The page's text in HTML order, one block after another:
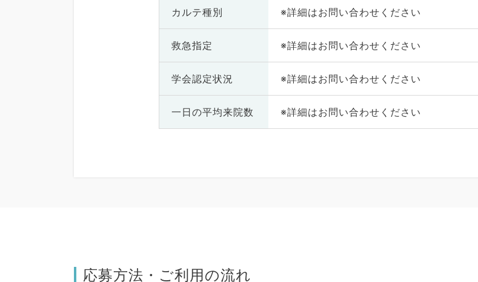
カルテ種別 ※詳細はお問い合わせください
救急指定 ※詳細はお問い合わせください
学会認定状況 ※詳細はお問い合わせください
一日の平均来院数 ※詳細はお問い合わせください
応募方法・ご利用の流れ